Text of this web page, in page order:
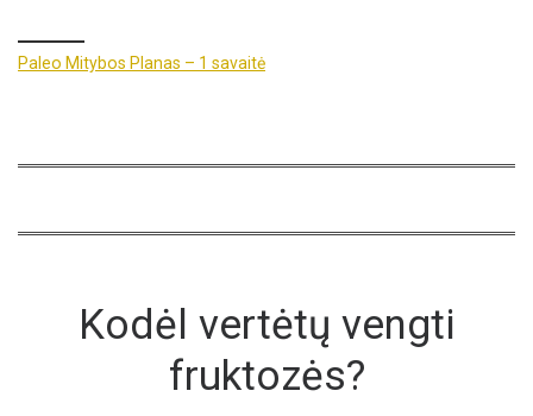
Paleo Mitybos Planas – 1 savaitė
Kodėl vertėtų vengti
fruktozės?